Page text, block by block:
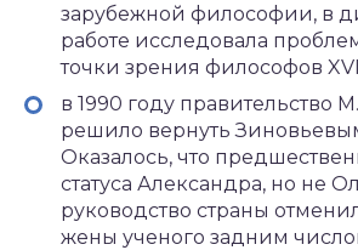
зарубежной философии, в
работе исследовала
точки зрения философов
в 1990 году правительство
решило вернуть
Оказалось, что
статуса Александра, но не
руководство страны
жены ученого задним